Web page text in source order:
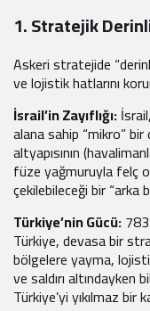
1. Stratejik
Askeri stratejide
ve lojistik hatlarını
İsrail’in Zayıflığı:
alana sahip “mikro”
altyapısının
füze yağmuruyla felç
çekilebileceği bir “arka
Türkiye’nin Gücü:
Türkiye, devasa bir
bölgelere yayma,
ve saldırı
Türkiye’yi yıkılmaz bir